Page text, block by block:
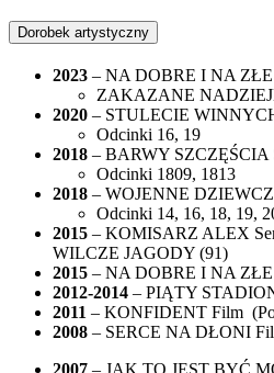
Dorobek artystyczny
2023 – NA DOBRE I NA ZŁE
ZAKAZANE
2020 – STULECIE
Odcinki 16, 19
2018 – BARWY SZCZĘŚCIA
Odcinki 1809, 1813
2018 – WOJENNE
Odcinki 14, 16, 18, 19,
2015 – KOMISARZ ALEX
WILCZE JAGODY (91)
2015 – NA DOBRE I NA
2012-2014 – PIĄTY
2011 – KONFIDENT Film
2008 – SERCE NA DŁONI